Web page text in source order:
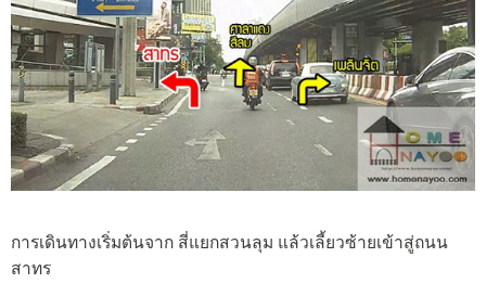
การเดินทางเริ่มต้นจาก สี่แยกสวนลุม แล้วเลี้ยวซ้ายเข้าสู่ถนน
สาทร